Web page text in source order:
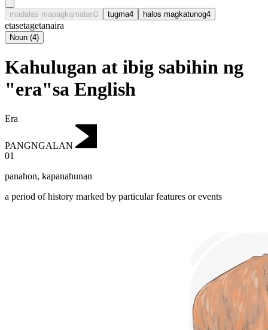
madalas mapagkamalan0 tugma4 halos magkatunog4
etasetagetanaira
Noun (4)
Kahulugan at ibig sabihin ng
"era"sa English
Era
PANGNGALAN
01
panahon, kapanahunan
a period of history marked by particular features or events